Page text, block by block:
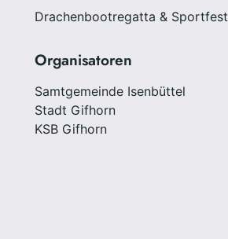
Drachenbootregatta & Sportfest
Organisatoren
Samtgemeinde Isenbüttel
Stadt Gifhorn
KSB Gifhorn